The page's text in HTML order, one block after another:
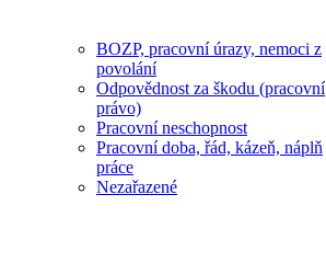
BOZP, pracovní úrazy, nemoci z
povolání
Odpovědnost za škodu (pracovní
právo)
Pracovní neschopnost
Pracovní doba, řád, kázeň, náplň
práce
Nezařazené